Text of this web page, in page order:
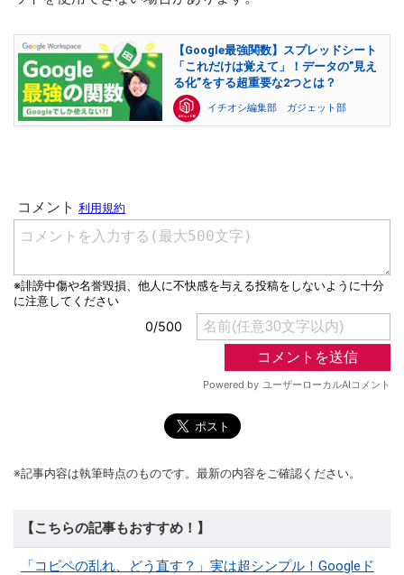
【Google最強関数】スプレッドシート
「これだけは覚えて」！データの”見え
る化”をする超重要な2つとは？
イチオシ編集部 ガジェット部
※記事内容は執筆時点のものです。最新の内容をご確認ください。
【こちらの記事もおすすめ！】
「コピペの乱れ、どう直す？」実は超シンプル！Googleド